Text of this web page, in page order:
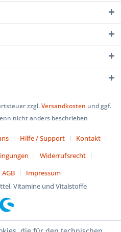
zzgl.Versandkosten und ggf.
nicht anders beschrieben
Hilfe / Support
Kontakt
Widerrufsrecht
AGB
Impressum
Vitamine und Vitalstoffe